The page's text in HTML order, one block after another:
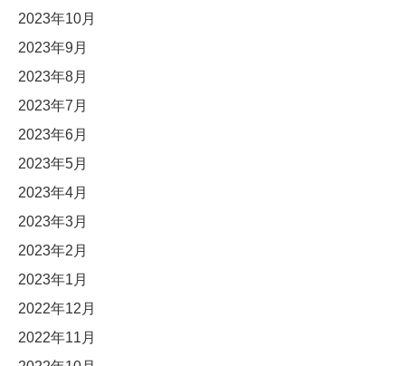
2023年10月
2023年9月
2023年8月
2023年7月
2023年6月
2023年5月
2023年4月
2023年3月
2023年2月
2023年1月
2022年12月
2022年11月